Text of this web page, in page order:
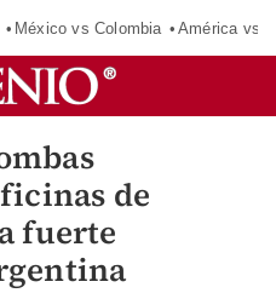
México vs Colombia América vs
de
fuerte